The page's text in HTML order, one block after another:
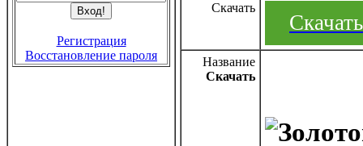
Регистрация
Восстановление пароля
Скачать
Название
Скачать